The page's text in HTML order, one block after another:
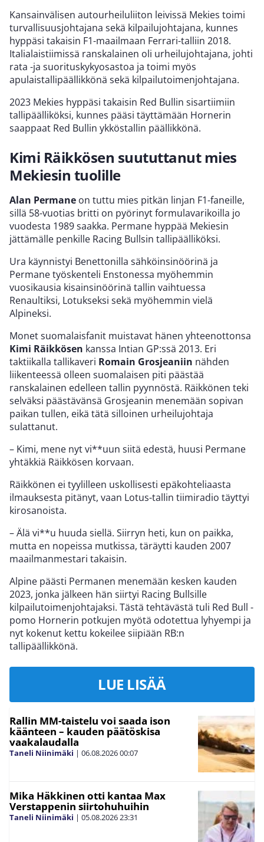
Kansainvälisen autourheiluliiton leivissä Mekies toimi
turvallisuusjohtajana sekä kilpailujohtajana, kunnes
hyppäsi takaisin F1-maailmaan Ferrari-talliin 2018.
Italialaistiimissä ranskalainen oli urheilujohtajana, johti
rata -ja suorituskykyosastoa ja toimi myös
apulaistallipäällikkönä sekä kilpailutoimenjohtajana.
2023 Mekies hyppäsi takaisin Red Bullin sisartiimiin
tallipäälliköksi, kunnes pääsi täyttämään Hornerin
saappaat Red Bullin ykköstallin päällikkönä.
Kimi Räikkösen suututtanut mies
Mekiesin tuolille
Alan Permane on tuttu mies pitkän linjan F1-faneille,
sillä 58-vuotias britti on pyörinyt formulavarikoilla jo
vuodesta 1989 saakka. Permane hyppää Mekiesin
jättämälle penkille Racing Bullsin tallipäälliköksi.
Ura käynnistyi Benettonilla sähköinsinöörinä ja
Permane työskenteli Enstonessa myöhemmin
vuosikausia kisainsinöörinä tallin vaihtuessa
Renaultiksi, Lotukseksi sekä myöhemmin vielä
Alpineksi.
Monet suomalaisfanit muistavat hänen yhteenottonsa
Kimi Räikkösen kanssa Intian GP:ssä 2013. Eri
taktiikalla tallikaveri Romain Grosjeaniin nähden
liikenteessä olleen suomalaisen piti päästää
ranskalainen edelleen tallin pyynnöstä. Räikkönen teki
selväksi päästävänsä Grosjeanin menemään sopivan
paikan tullen, eikä tätä silloinen urheilujohtaja
sulattanut.
– Kimi, mene nyt vi**uun siitä edestä, huusi Permane
yhtäkkiä Räikkösen korvaan.
Räikkönen ei tyylilleen uskollisesti epäkohteliaasta
ilmauksesta pitänyt, vaan Lotus-tallin tiimiradio täyttyi
kirosanoista.
– Älä vi**u huuda siellä. Siirryn heti, kun on paikka,
mutta en nopeissa mutkissa, täräytti kauden 2007
maailmanmestari takaisin.
Alpine päästi Permanen menemään kesken kauden
2023, jonka jälkeen hän siirtyi Racing Bullsille
kilpailutoimenjohtajaksi. Tästä tehtävästä tuli Red Bull -
pomo Hornerin potkujen myötä odotettua lyhyempi ja
nyt kokenut kettu kokeilee siipiään RB:n
tallipäällikkönä.
LUE LISÄÄ
Rallin MM-taistelu voi saada ison
käänteen – kauden päätöskisa
vaakalaudalla
Taneli Niinimäki | 06.08.202600:07
Mika Häkkinen otti kantaa Max
Verstappenin siirtohuhuihin
Taneli Niinimäki | 05.08.202623:31